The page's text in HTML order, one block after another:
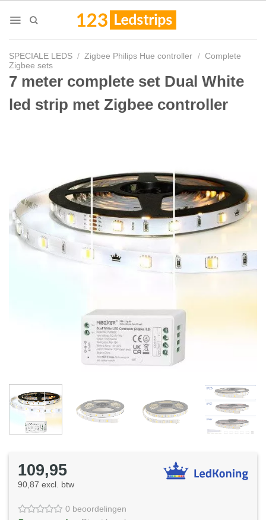
SPECIALE LEDS / Zigbee Philips Hue controller / Complete
Zigbee sets
7 meter complete set Dual White
led strip met Zigbee controller
109,95
90,87 excl. btw
0 beoordelingen